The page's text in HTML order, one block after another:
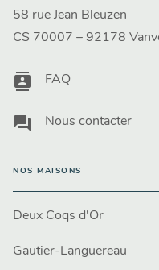
58 rue Jean Bleuzen
CS 70007 – 92178
contacts FAQ
question_answer Nous contacter
NOS MAISONS
Deux Coqs d'Or
Gautier-Languereau